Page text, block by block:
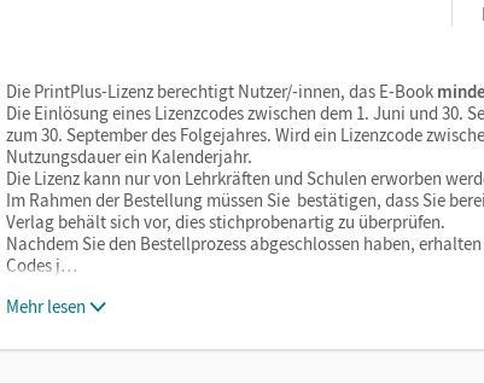
Die PrintPlus-Lizenz berechtigt Nutzer/-innen, das E-Book
Die Einlösung eines Lizenzcodes zwischen dem 1. Juni und 30.
zum 30. September des Folgejahres. Wird ein Lizenzcode
Nutzungsdauer ein Kalenderjahr.
Die Lizenz kann nur von Lehrkräften und Schulen erworben
Im Rahmen der Bestellung müssen Sie bestätigen, dass Sie
Verlag behält sich vor, dies stichprobenartig zu überprüfen.
Nachdem Sie den Bestellprozess abgeschlossen haben,
Codes j…
Mehr lesen